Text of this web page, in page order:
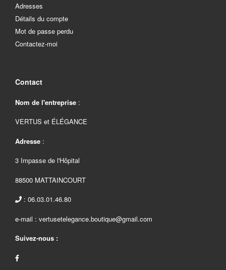
Adresses
Détails du compte
Mot de passe perdu
Contactez-moi
Contact
Nom de l'entreprise :
VERTUS et ÉLÉGANCE
Adresse :
3 Impasse de l'Hôpital
88500 MATTAINCOURT
: 06.03.01.46.80
e-mail : vertusetelegance.boutique@gmail.com
Suivez-nous :